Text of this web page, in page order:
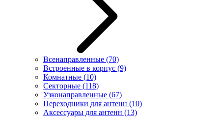
Всенаправленные (70)
Встроенные в корпус (9)
Комнатные (10)
Секторные (118)
Узконаправленные (67)
Переходники для антенн (10)
Аксессуары для антенн (13)